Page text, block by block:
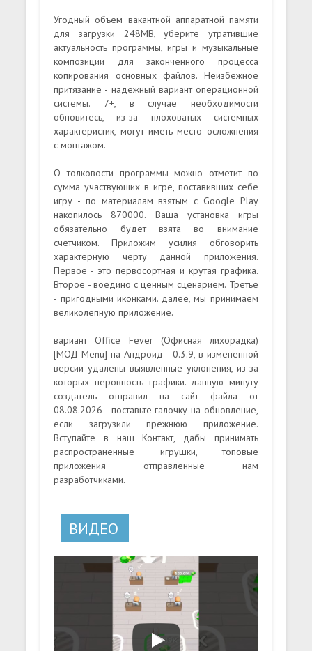
Угодный объем вакантной аппаратной памяти
для загрузки 248MB, уберите утратившие
актуальность программы, игры и музыкальные
композиции для законченного процесса
копирования основных файлов. Неизбежное
притязание - надежный вариант операционной
системы. 7+, в случае необходимости
обновитесь, из-за плоховатых системных
характеристик, могут иметь место осложнения
с монтажом.
О толковости программы можно отметит по
сумма участвующих в игре, поставивших себе
игру - по материалам взятым с Google Play
накопилось 870000. Ваша установка игры
обязательно будет взята во внимание
счетчиком. Приложим усилия обговорить
характерную черту данной приложения.
Первое - это первосортная и крутая графика.
Второе - воедино с ценным сценарием. Третье
- пригодными иконками. далее, мы принимаем
великолепную приложение.
вариант Office Fever (Офисная лихорадка)
[МОД Menu] на Андроид - 0.3.9, в измененной
версии удалены выявленные уклонения, из-за
которых неровность графики. данную минуту
создатель отправил на сайт файла от
08.08.2026 - поставьте галочку на обновление,
если загрузили прежнюю приложение.
Вступайте в наш Контакт, дабы принимать
распространенные игрушки, топовые
приложения отправленные нам
разработчиками.
ВИДЕО